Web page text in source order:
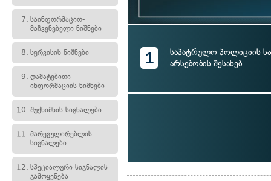
7. საინფორმაციო-
მაჩვენებელი ნიშნები
8. სერვისის ნიშნები
9. დამატებითი
ინფორმაციის ნიშნები
10. შუქნიშნის სიგნალები
11. მარეგულირებლის
სიგნალები
12. სპეციალური სიგნალის
გამოყენება
1
საპატრულო პოლიციის
არსებობის შესახებ